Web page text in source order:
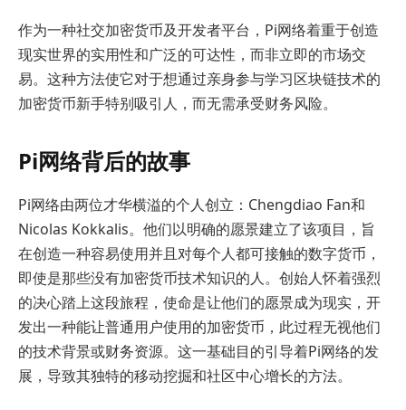
作为一种社交加密货币及开发者平台，Pi网络着重于创造
现实世界的实用性和广泛的可达性，而非立即的市场交
易。这种方法使它对于想通过亲身参与学习区块链技术的
加密货币新手特别吸引人，而无需承受财务风险。
Pi网络背后的故事
Pi网络由两位才华横溢的个人创立：Chengdiao Fan和
Nicolas Kokkalis。他们以明确的愿景建立了该项目，旨
在创造一种容易使用并且对每个人都可接触的数字货币，
即使是那些没有加密货币技术知识的人。创始人怀着强烈
的决心踏上这段旅程，使命是让他们的愿景成为现实，开
发出一种能让普通用户使用的加密货币，此过程无视他们
的技术背景或财务资源。这一基础目的引导着Pi网络的发
展，导致其独特的移动挖掘和社区中心增长的方法。